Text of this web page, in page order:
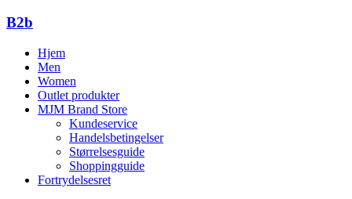
B2b
Hjem
Men
Women
Outlet produkter
MJM Brand Store
Kundeservice
Handelsbetingelser
Størrelsesguide
Shoppingguide
Fortrydelsesret